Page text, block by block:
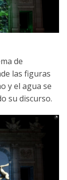
de
las figuras
y el agua se
su discurso.